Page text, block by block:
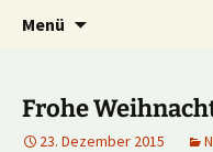
Kick it out!
Multiplayer
Menü
Frohe
23. Dezember 2015